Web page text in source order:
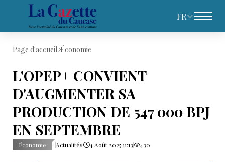
FR
Page d'accueil Économie
L'OPEP+ CONVIENT
D'AUGMENTER SA
PRODUCTION DE 547 000 BPJ
EN SEPTEMBRE
Économie Actualités 4 Août 2025 11:13 430